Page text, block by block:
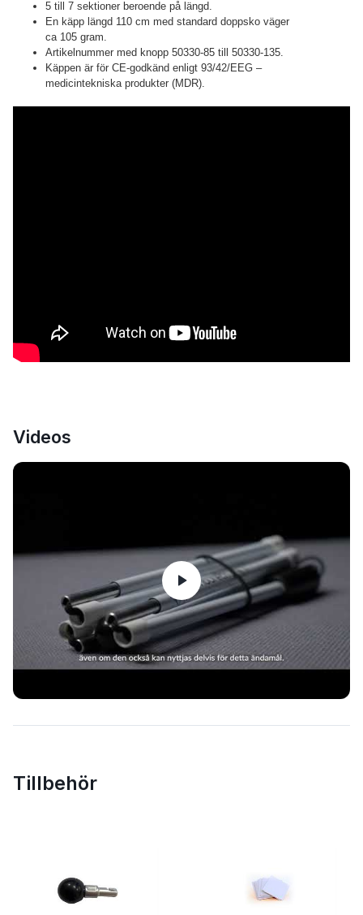
5 till 7 sektioner beroende på längd.
En käpp längd 110 cm med standard doppsko väger
ca 105 gram.
Artikelnummer med knopp 50330-85 till 50330-135.
Käppen är för CE-godkänd enligt 93/42/EEG –
medicintekniska produkter (MDR).
Videos
Tillbehör